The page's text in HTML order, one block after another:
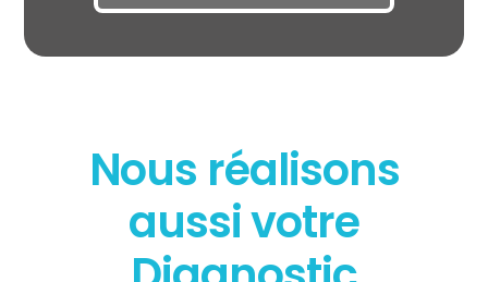
État des risques
POLLUTION
Nous réalisons
aussi votre